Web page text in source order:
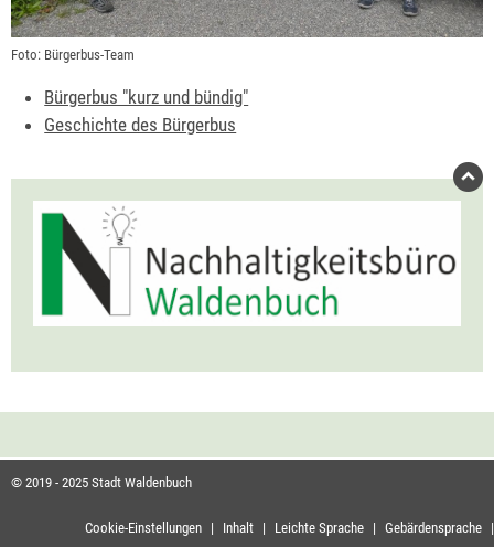
Foto: Bürgerbus-Team
Bürgerbus "kurz und bündig"
Geschichte des Bürgerbus
© 2019 - 2025 Stadt Waldenbuch
Cookie-Einstellungen | Inhalt | Leichte Sprache | Gebärdensprache |